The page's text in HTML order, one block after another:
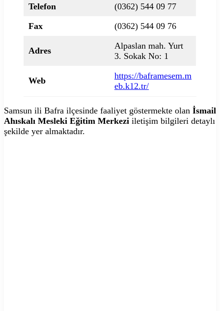
Telefon
(0362) 544 09 77
Fax
(0362) 544 09 76
Adres
Alpaslan mah. Yurt
3. Sokak No: 1
Web
https://baframesem.m
eb.k12.tr/
Samsun ili Bafra ilçesinde faaliyet göstermekte olan İsmail
Ahıskalı Mesleki Eğitim Merkezi iletişim bilgileri detaylı
şekilde yer almaktadır.